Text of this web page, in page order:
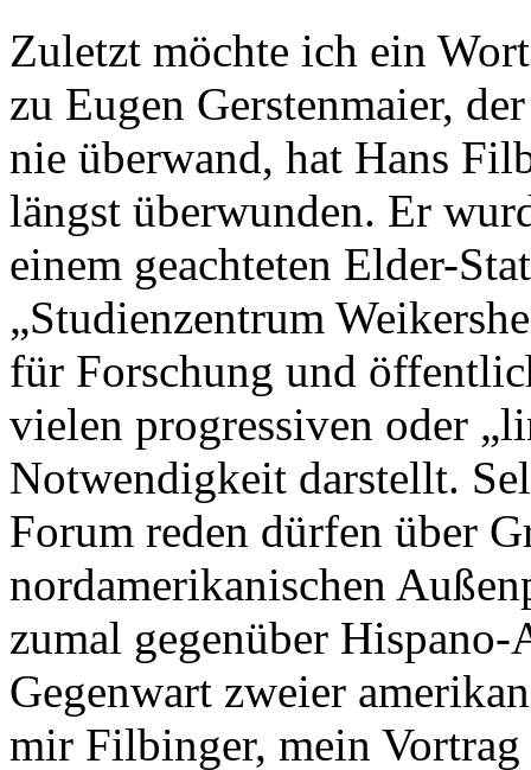
Zuletzt möchte ich ein
zu Eugen Gerstenmaier,
nie überwand, hat Hans
längst überwunden. Er
einem geachteten Elder-
„Studienzentrum
für Forschung und
vielen progressiven oder
Notwendigkeit darstellt.
Forum reden dürfen über
nordamerikanischen
zumal gegenüber
Gegenwart zweier
mir Filbinger, mein Vortrag